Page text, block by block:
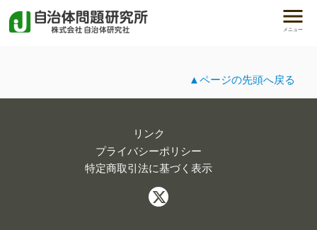
メニュー
▲ページの先頭へ戻る
リンク
プライバシーポリシー
特定商取引法に基づく表示